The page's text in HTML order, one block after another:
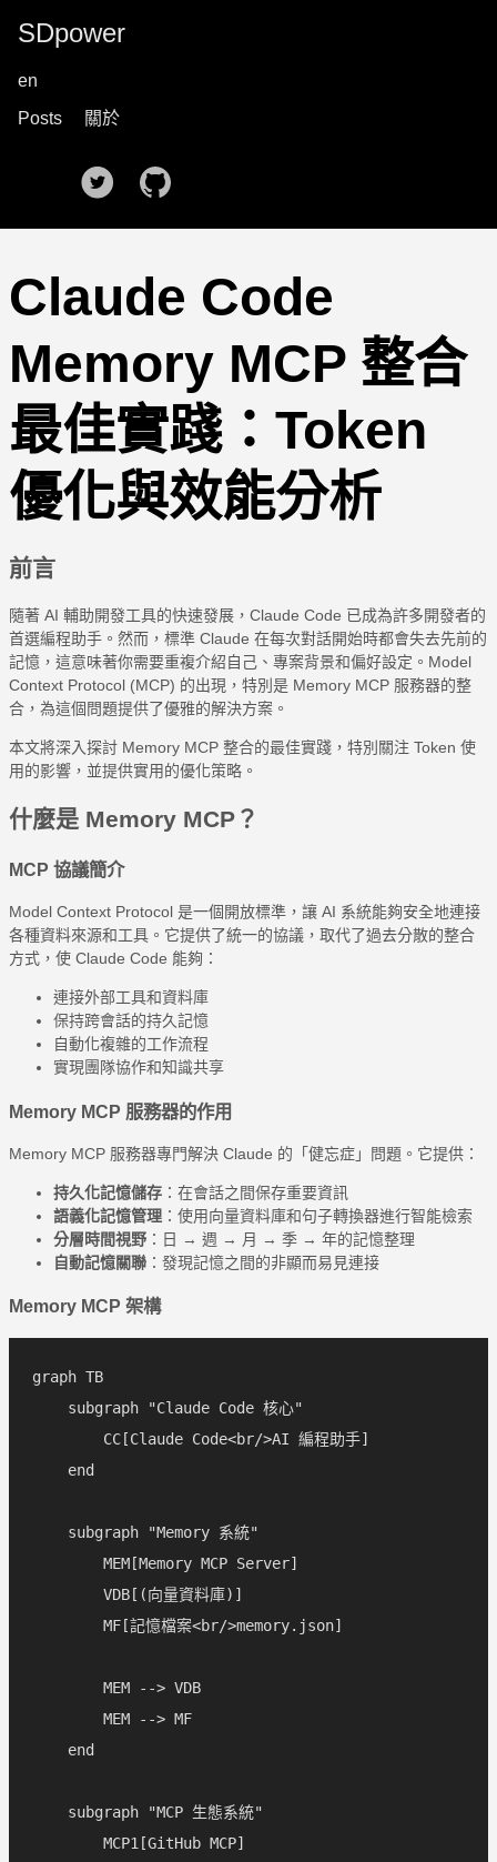
SDpower
en
Posts
關於
Claude Code
Memory MCP 整合
最佳實踐：Token
優化與效能分析
前言
隨著 AI 輔助開發工具的快速發展，Claude Code 已成為許多開發者的
首選編程助手。然而，標準 Claude 在每次對話開始時都會失去先前的
記憶，這意味著你需要重複介紹自己、專案背景和偏好設定。Model
Context Protocol (MCP) 的出現，特別是 Memory MCP 服務器的整
合，為這個問題提供了優雅的解決方案。
本文將深入探討 Memory MCP 整合的最佳實踐，特別關注 Token 使
用的影響，並提供實用的優化策略。
什麼是 Memory MCP？
MCP 協議簡介
Model Context Protocol 是一個開放標準，讓 AI 系統能夠安全地連接
各種資料來源和工具。它提供了統一的協議，取代了過去分散的整合
方式，使 Claude Code 能夠：
連接外部工具和資料庫
保持跨會話的持久記憶
自動化複雜的工作流程
實現團隊協作和知識共享
Memory MCP 服務器的作用
Memory MCP 服務器專門解決 Claude 的「健忘症」問題。它提供：
持久化記憶儲存 ：在會話之間保存重要資訊
語義化記憶管理 ：使用向量資料庫和句子轉換器進行智能檢索
分層時間視野 ：日 → 週 → 月 → 季 → 年的記憶整理
自動記憶關聯 ：發現記憶之間的非顯而易見連接
Memory MCP 架構
graph TB
    subgraph "Claude Code 核心"
        CC[Claude Code<br/>AI 編程助手]
    end
    subgraph "Memory 系統"
        MEM[Memory MCP Server]
        VDB[(向量資料庫)]
        MF[記憶檔案<br/>memory.json]
        MEM --> VDB
        MEM --> MF
    end
    subgraph "MCP 生態系統"
        MCP1[GitHub MCP]